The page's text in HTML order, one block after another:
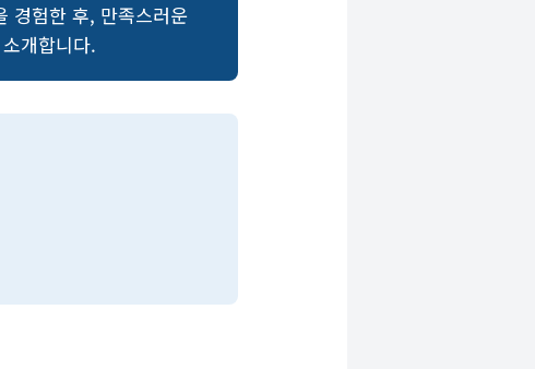
경험한 후, 만족스러운
개합니다.